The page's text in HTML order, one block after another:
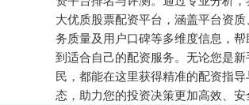
大优质股票配资平台，涵盖平台资
务质量及用户口碑等多维度信息，
到适合自己的配资服务。无论您是
民，都能在这里获得精准的配资指
态，助力您的投资决策更加高效、安